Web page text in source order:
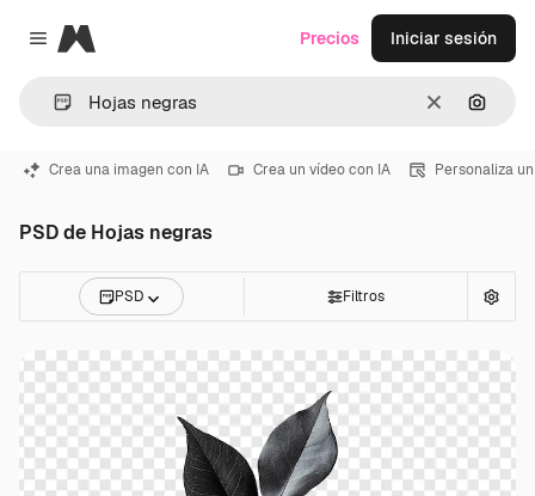
Close menu
Magnific
Borrar
Precios Iniciar sesión
Crea una imagen con IA Crea un vídeo con IA Personaliza
PSD de Hojas negras
PSD Filtros